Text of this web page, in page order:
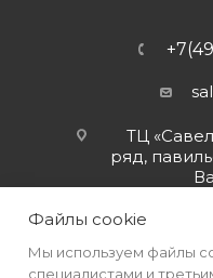
ТЦ
ряд,
Файлы cookie
Мы используем файлы
специалистами и